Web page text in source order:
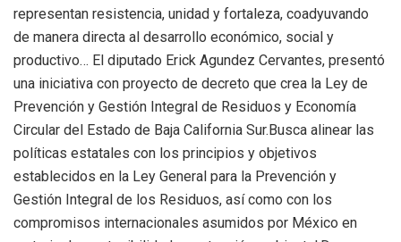
representan resistencia, unidad y fortaleza, coadyuvando
de manera directa al desarrollo económico, social y
productivo… El diputado Erick Agundez Cervantes, presentó
una iniciativa con proyecto de decreto que crea la Ley de
Prevención y Gestión Integral de Residuos y Economía
Circular del Estado de Baja California Sur.Busca alinear las
políticas estatales con los principios y objetivos
establecidos en la Ley General para la Prevención y
Gestión Integral de los Residuos, así como con los
compromisos internacionales asumidos por México en